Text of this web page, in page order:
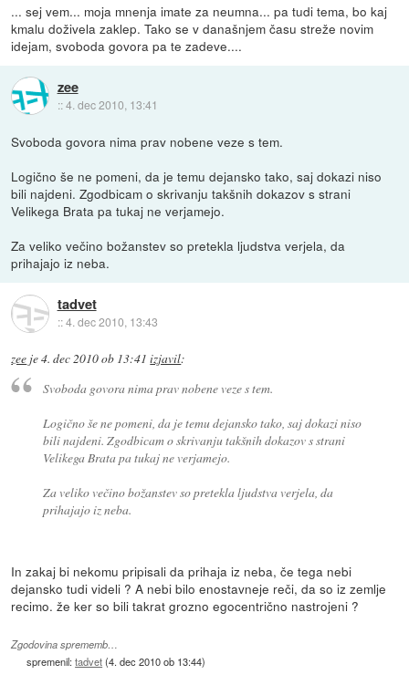
... sej vem... moja mnenja imate za neumna... pa tudi tema, bo kaj
kmalu doživela zaklep. Tako se v današnjem času streže novim
idejam, svoboda govora pa te zadeve....
zee
::4. dec 2010, 13:41
Svoboda govora nima prav nobene veze s tem.
Logično še ne pomeni, da je temu dejansko tako, saj dokazi niso
bili najdeni. Zgodbicam o skrivanju takšnih dokazov s strani
Velikega Brata pa tukaj ne verjamejo.
Za veliko večino božanstev so pretekla ljudstva verjela, da
prihajajo iz neba.
tadvet
::4. dec 2010, 13:43
zee je4. dec 2010 ob 13:41 izjavil:
Svoboda govora nima prav nobene veze s tem.
Logično še ne pomeni, da je temu dejansko tako, saj dokazi niso
bili najdeni. Zgodbicam o skrivanju takšnih dokazov s strani
Velikega Brata pa tukaj ne verjamejo.
Za veliko večino božanstev so pretekla ljudstva verjela, da
prihajajo iz neba.
In zakaj bi nekomu pripisali da prihaja iz neba, če tega nebi
dejansko tudi videli ? A nebi bilo enostavneje reči, da so iz zemlje
recimo. že ker so bili takrat grozno egocentrično nastrojeni ?
Zgodovina sprememb…
spremenil:tadvet(4. dec 2010 ob 13:44)